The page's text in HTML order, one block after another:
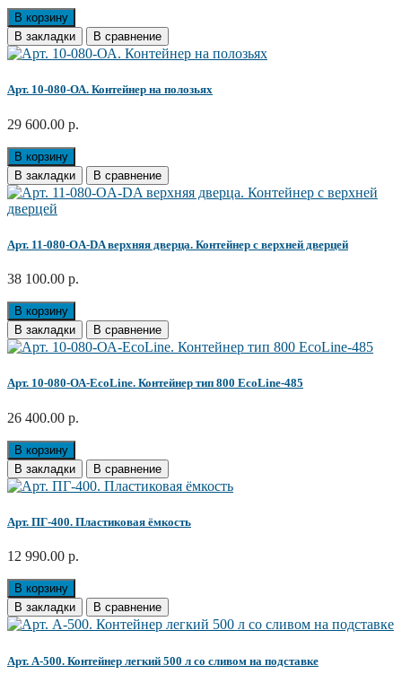
В корзину
В закладки
В сравнение
Арт. 10-080-ОА. Контейнер на полозьях
29 600.00 р.
В корзину
В закладки
В сравнение
Арт. 11-080-OA-DA верхняя дверца. Контейнер с верхней дверцей
38 100.00 р.
В корзину
В закладки
В сравнение
Арт. 10-080-ОА-EcoLine. Контейнер тип 800 EcoLine-485
26 400.00 р.
В корзину
В закладки
В сравнение
Арт. ПГ-400. Пластиковая ёмкость
12 990.00 р.
В корзину
В закладки
В сравнение
Арт. А-500. Контейнер легкий 500 л со сливом на подставке